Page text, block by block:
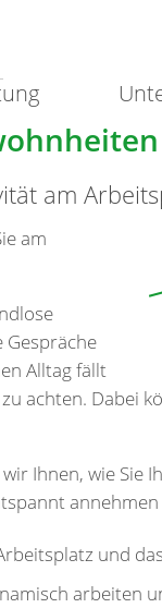
am
am
Gespräche
Alltag fällt
achten. Dabei
Ihnen, wie Sie
und
arbeiten